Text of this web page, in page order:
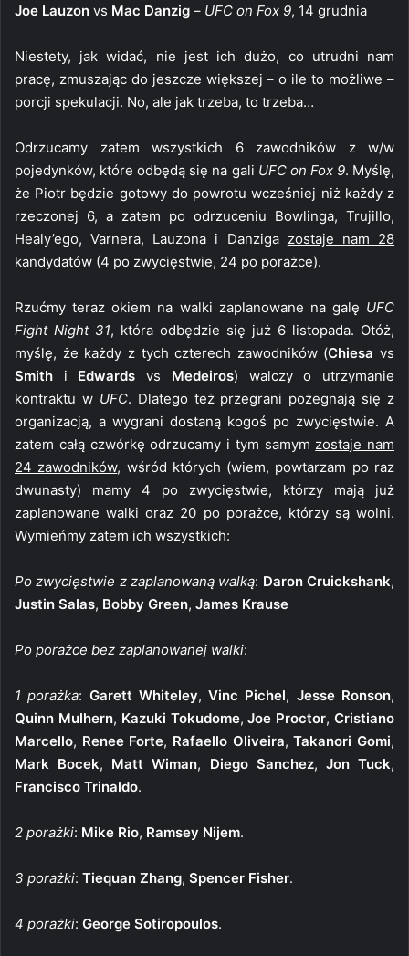
Joe Lauzon vs Mac Danzig – UFC on Fox 9, 14 grudnia
Niestety, jak widać, nie jest ich dużo, co utrudni nam
pracę, zmuszając do jeszcze większej – o ile to możliwe –
porcji spekulacji. No, ale jak trzeba, to trzeba…
Odrzucamy zatem wszystkich 6 zawodników z w/w
pojedynków, które odbędą się na gali UFC on Fox 9. Myślę,
że Piotr będzie gotowy do powrotu wcześniej niż każdy z
rzeczonej 6, a zatem po odrzuceniu Bowlinga, Trujillo,
Healy’ego, Varnera, Lauzona i Danziga zostaje nam 28
kandydatów (4 po zwycięstwie, 24 po porażce).
Rzućmy teraz okiem na walki zaplanowane na galę UFC
Fight Night 31, która odbędzie się już 6 listopada. Otóż,
myślę, że każdy z tych czterech zawodników (Chiesa vs
Smith i Edwards vs Medeiros) walczy o utrzymanie
kontraktu w UFC. Dlatego też przegrani pożegnają się z
organizacją, a wygrani dostaną kogoś po zwycięstwie. A
zatem całą czwórkę odrzucamy i tym samym zostaje nam
24 zawodników, wśród których (wiem, powtarzam po raz
dwunasty) mamy 4 po zwycięstwie, którzy mają już
zaplanowane walki oraz 20 po porażce, którzy są wolni.
Wymieńmy zatem ich wszystkich:
Po zwycięstwie z zaplanowaną walką: Daron Cruickshank,
Justin Salas, Bobby Green, James Krause
Po porażce bez zaplanowanej walki:
1 porażka: Garett Whiteley,Vinc Pichel, Jesse Ronson,
Quinn Mulhern, Kazuki Tokudome,Joe Proctor,Cristiano
Marcello, Renee Forte, Rafaello Oliveira,Takanori Gomi,
Mark Bocek, Matt Wiman, Diego Sanchez, Jon Tuck,
Francisco Trinaldo.
2 porażki: Mike Rio, Ramsey Nijem.
3 porażki: Tiequan Zhang, Spencer Fisher.
4 porażki: George Sotiropoulos.